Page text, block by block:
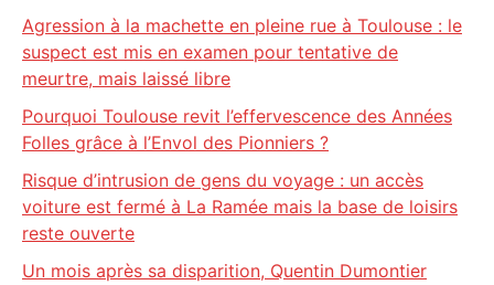
Agression à la machette en pleine rue à Toulouse : le
suspect est mis en examen pour tentative de
meurtre, mais laissé libre
Pourquoi Toulouse revit l’effervescence des Années
Folles grâce à l’Envol des Pionniers ?
Risque d’intrusion de gens du voyage : un accès
voiture est fermé à La Ramée mais la base de loisirs
reste ouverte
Un mois après sa disparition, Quentin Dumontier